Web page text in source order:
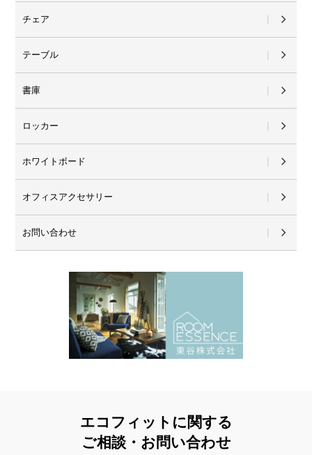
チェア
テーブル
書庫
ロッカー
ホワイトボード
オフィスアクセサリー
お問い合わせ
エコフィットに関する
ご相談・お問い合わせ